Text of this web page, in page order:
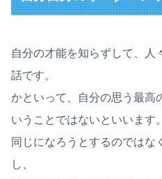
自分の才能を知らずして、人
話です。
かといって、自分の思う最高
いうことではないといいます。
同じになろうとするのではな
し、